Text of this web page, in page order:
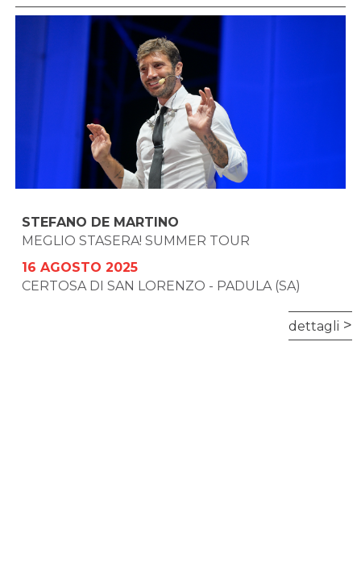
STEFANO DE MARTINO
MEGLIO STASERA! SUMMER TOUR
16 AGOSTO 2025
CERTOSA DI SAN LORENZO - PADULA (SA)
dettagli